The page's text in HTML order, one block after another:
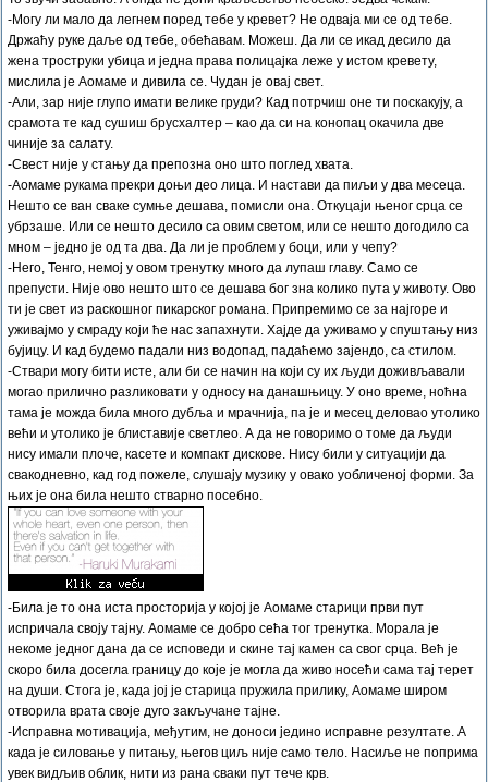
-Могу ли мало да легнем поред тебе у кревет? Не одваја ми се од тебе.
Држаћу руке даље од тебе, обећавам. Можеш. Да ли се икад десило да
жена троструки убица и једна права полицајка леже у истом кревету,
мислила је Аомаме и дивила се. Чудан је овај свет.
-Али, зар није глупо имати велике груди? Кад потрчиш оне ти поскакују, а
срамота те кад сушиш брусхалтер – као да си на конопац окачила две
чиније за салату.
-Свест није у стању да препозна оно што поглед хвата.
-Аомаме рукама прекри доњи део лица. И настави да пиљи у два месеца.
Нешто се ван сваке сумње дешава, помисли она. Откуцаји њеног срца се
убрзаше. Или се нешто десило са овим светом, или се нешто догодило са
мном – једно је од та два. Да ли је проблем у боци, или у чепу?
-Него, Тенго, немој у овом тренутку много да лупаш главу. Само се
препусти. Није ово нешто што се дешава бог зна колико пута у животу. Ово
ти је свет из раскошног пикарског романа. Припремимо се за најгоре и
уживајмо у смраду који ће нас запахнути. Хајде да уживамо у спуштању низ
бујицу. И кад будемо падали низ водопад, падаћемо зајендо, са стилом.
-Ствари могу бити исте, али би се начин на који су их људи доживљавали
могао прилично разликовати у односу на данашњицу. У оно време, ноћна
тама је можда била много дубља и мрачнија, па је и месец деловао утолико
већи и утолико је блиставије светлео. А да не говоримо о томе да људи
нису имали плоче, касете и компакт дискове. Нису били у ситуацији да
свакодневно, кад год пожеле, слушају музику у овако уобличеној форми. За
њих је она била нешто стварно посебно.
-Била је то она иста просторија у којој је Аомаме старици први пут
испричала своју тајну. Аомаме се добро сећа тог тренутка. Морала је
некоме једног дана да се исповеди и скине тај камен са свог срца. Већ је
скоро била досегла границу до које је могла да живо носећи сама тај терет
на души. Стога је, када јој је старица пружила прилику, Аомаме широм
отворила врата своје дуго закључане тајне.
-Исправна мотивација, међутим, не доноси једино исправне резултате. А
када је силовање у питању, његов циљ није само тело. Насиље не поприма
увек видљив облик, нити из рана сваки пут тече крв.